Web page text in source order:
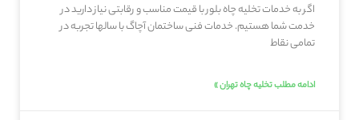
اگر به خدمات تخلیه چاه بلور با قیمت مناسب و رقابتی نیاز دارید در
خدمت شما هستیم. خدمات فنی ساختمان آچاگ با سالها تجربه در
تمامی نقاط
ادامه مطلب تخلیه چاه تهران »